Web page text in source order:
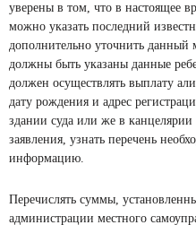
уверены в том, что в настоящее
можно указать последний
дополнительно уточнить данный
должны быть указаны данные
должен осуществлять выплату
дату рождения и адрес
здании суда или же в
заявления, узнать перечень
информацию.
Перечислять суммы,
администрации местного